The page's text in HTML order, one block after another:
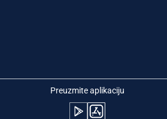
Preuzmite aplikaciju
Português